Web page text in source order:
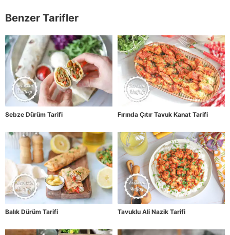
Benzer Tarifler
Sebze Dürüm Tarifi Fırında Çıtır Tavuk Kanat Tarifi
Balık Dürüm Tarifi Tavuklu Ali Nazik Tarifi